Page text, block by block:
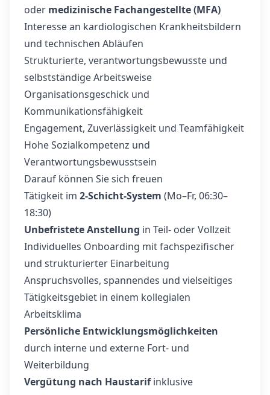
oder medizinische Fachangestellte (MFA)
Interesse an kardiologischen Krankheitsbildern
und technischen Abläufen
Strukturierte, verantwortungsbewusste und
selbstständige Arbeitsweise
Organisationsgeschick und
Kommunikationsfähigkeit
Engagement, Zuverlässigkeit und Teamfähigkeit
Hohe Sozialkompetenz und
Verantwortungsbewusstsein
Darauf können Sie sich freuen
Tätigkeit im 2‑Schicht‑System (Mo–Fr, 06:30–
18:30)
Unbefristete Anstellung in Teil- oder Vollzeit
Individuelles Onboarding mit fachspezifischer
und strukturierter Einarbeitung
Anspruchsvolles, spannendes und vielseitiges
Tätigkeitsgebiet in einem kollegialen
Arbeitsklima
Persönliche Entwicklungsmöglichkeiten
durch interne und externe Fort‑ und
Weiterbildung
Vergütung nach Haustarifinklusive